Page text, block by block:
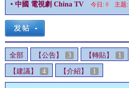
» ›
• 中國 電視劇 China TV 今日: 0 主题:
全部 【公告】 3 【轉貼】 1
【建議】 4 【介紹】 1